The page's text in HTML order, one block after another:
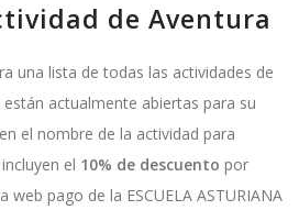
de Aventura
una lista de todas las actividades de
actualmente abiertas para su
el nombre de la actividad para
el 10% de descuento por
pago de la ESCUELA ASTURIANA